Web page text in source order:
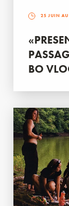
25 JUIN AU
BO